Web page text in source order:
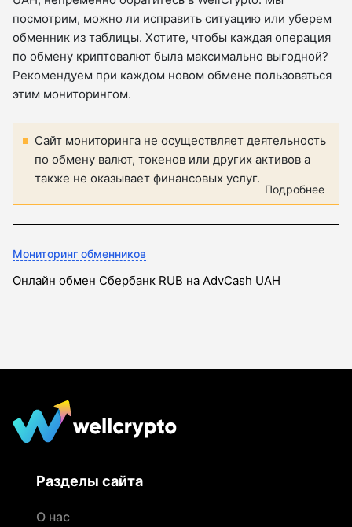
посмотрим, можно ли исправить ситуацию или уберем
обменник из таблицы. Хотите, чтобы каждая операция
по обмену криптовалют была максимально выгодной?
Рекомендуем при каждом новом обмене пользоваться
этим мониторингом.
Сайт мониторинга не осуществляет деятельность
по обмену валют, токенов или других активов а
также не оказывает финансовых услуг.
Подробнее
Мониторинг обменников
Онлайн обмен Сбербанк RUB на AdvCash UAH
Разделы сайта
О нас